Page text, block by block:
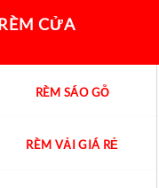
CỬA
RÈM SÁO GỖ
RÈM VẢI GIÁ RẺ